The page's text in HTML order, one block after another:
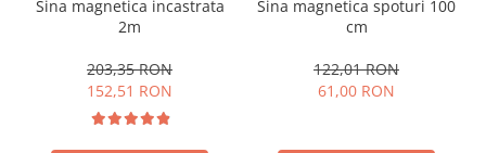
Sina magnetica incastrata
2m
203,35 RON
152,51 RON
Sina magnetica spoturi 100
cm
122,01 RON
61,00 RON